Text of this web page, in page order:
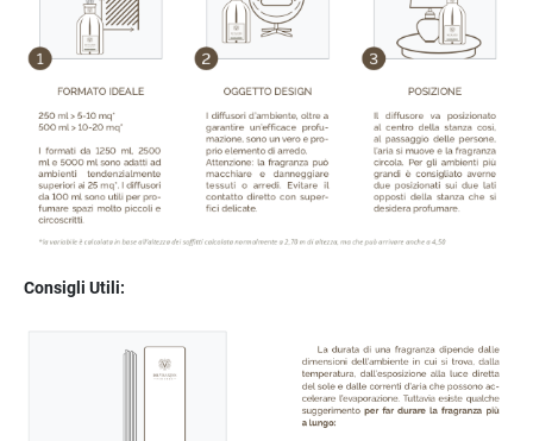
Consigli Utili: